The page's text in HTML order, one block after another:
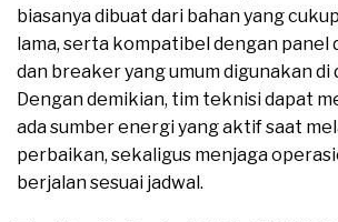
biasanya dibuat dari bahan yang
lama, serta kompatibel dengan panel
dan breaker yang umum digunakan di
Dengan demikian, tim teknisi dapat
ada sumber energi yang aktif saat
perbaikan, sekaligus menjaga
berjalan sesuai jadwal.